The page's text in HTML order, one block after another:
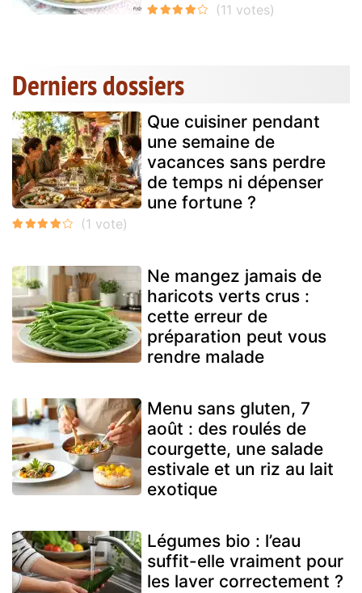
Derniers dossiers
Que cuisiner pendant
une semaine de
vacances sans perdre
de temps ni dépenser
une fortune ?
Ne mangez jamais de
haricots verts crus :
cette erreur de
préparation peut vous
rendre malade
Menu sans gluten, 7
août : des roulés de
courgette, une salade
estivale et un riz au lait
exotique
Légumes bio : l’eau
suffit-elle vraiment pour
les laver correctement ?